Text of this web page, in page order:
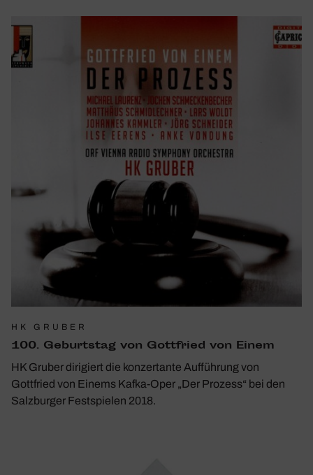
HK GRUBER
100. Geburtstag von Gott­fried von Einem
HK Gruber dirigiert die konzertante Aufführung von
Gottfried von Einems Kafka-Oper „Der Prozess“ bei den
Salzburger Festspielen 2018.